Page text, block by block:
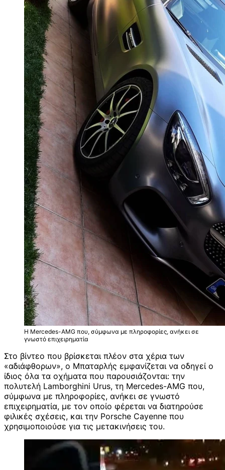
Η Mercedes-AMG που, σύμφωνα με πληροφορίες, ανήκει σε
γνωστό επιχειρηματία
Στο βίντεο που βρίσκεται πλέον στα χέρια των
«αδιάφθορων», ο Μπαταρλής εμφανίζεται να οδηγεί ο
ίδιος όλα τα οχήματα που παρουσιάζονται: την
πολυτελή Lamborghini Urus, τη Mercedes-AMG που,
σύμφωνα με πληροφορίες, ανήκει σε γνωστό
επιχειρηματία, με τον οποίο φέρεται να διατηρούσε
φιλικές σχέσεις, και την Porsche Cayenne που
χρησιμοποιούσε για τις μετακινήσεις του.